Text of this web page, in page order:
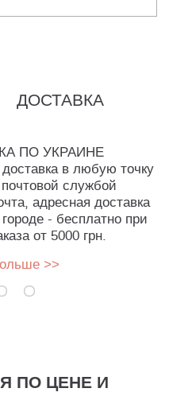
ДОСТАВКА
ПО УКРАИНЕ
в любую точку
службой
адресная доставка
- бесплатно при
от 5000 грн.
>>
ПО ЦЕНЕ И